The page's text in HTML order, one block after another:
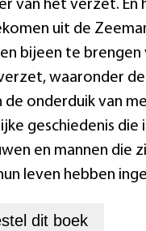
van het verzet. En
uit de
bijeen te brengen
waaronder de
onderduik van
geschiedenis die
en mannen die
leven hebben
dit boek